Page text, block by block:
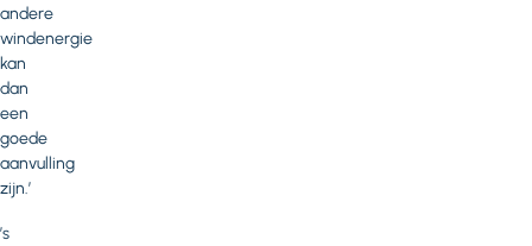
andere
windenergie
kan
dan
een
goede
aanvulling
zijn.’
’s